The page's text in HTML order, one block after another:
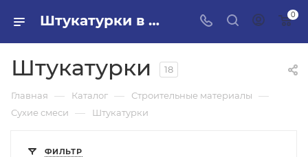
Штукатурки в ПИЛОН — купить стройматериалы в интернет-магазине ПИЛОН с доставкой оптом и в розницу 0
Штукатурки 18
Главная — Каталог — Строительные материалы —
Сухие смеси — Штукатурки
ФИЛЬТР